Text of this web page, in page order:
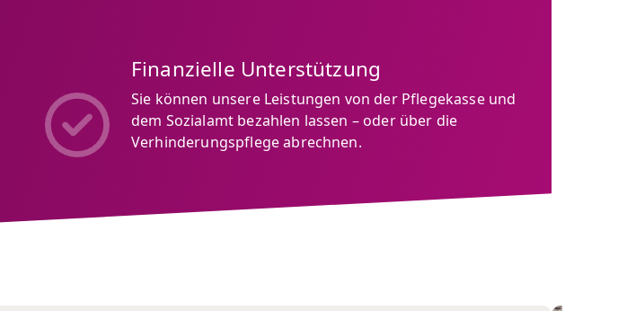
Finanzielle Unterstützung
Sie können unsere Leistungen von der Pflegekasse und
dem Sozialamt bezahlen lassen – oder über die
Verhinderungspflege abrechnen.